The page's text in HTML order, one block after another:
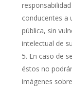
conducentes a
pública, sin
intelectual de
En caso de
éstos no
imágenes